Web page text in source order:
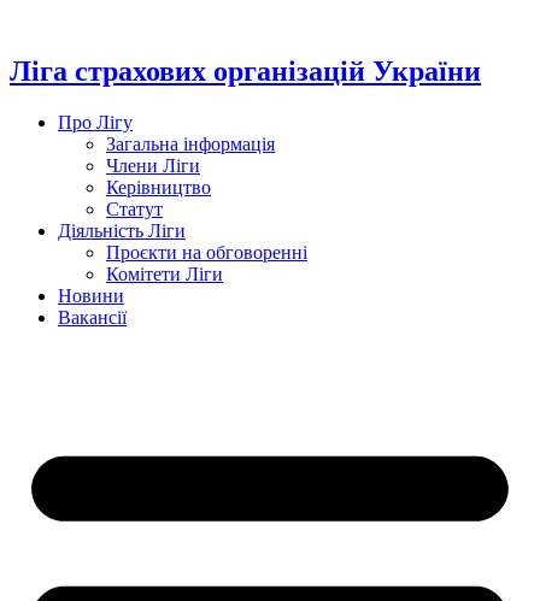
вмісту
Ліга страхових організацій України
Про Лігу
Загальна інформація
Члени Ліги
Керівництво
Статут
Діяльність Ліги
Проєкти на обговоренні
Комітети Ліги
Новини
Вакансії